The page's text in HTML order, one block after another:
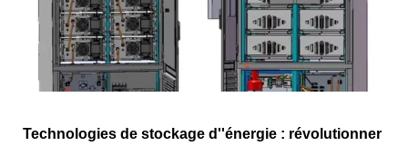
Technologies de stockage d''énergie : révolutionner